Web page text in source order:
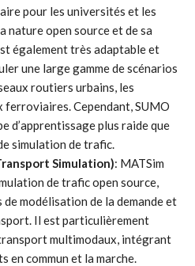
pour les universités et les
nature open source et de sa
également très adaptable et
une large gamme de scénarios
routiers urbains, les
Cependant, SUMO
d’apprentissage plus raide que
simulation de trafic.
Simulation): MATSim
de trafic open source,
modélisation de la demande et
Il est particulièrement
multimodaux, intégrant
en commun et la marche.